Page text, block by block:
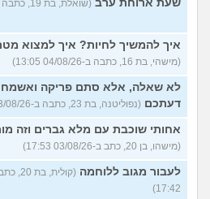
שעת ארוחת ערב (שואלת, בת 19, כתבה ב-04/08/26 13:14)
איך להמשיך לחיות? איך למצוא
(מישהי, בת 16, כתבה ב-04/08/26 13:05)
לא שאלה, אלא סתם פריקה ואשמח
דעתכם (נפוליטנה, בת 23, כתבה ב-03/08/26 18:04)
אחותי שוכבת עם מלא גברים וזה
(מישהו, בן 20, כתב ב-03/08/26 17:53)
לעבור מגוב ללוחמה
17:42)